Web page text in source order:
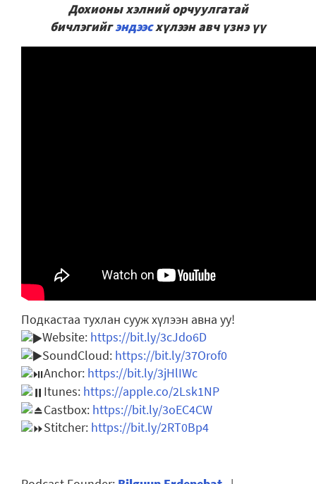
Дохионы хэлний орчуулгатай
бичлэгийгэндээсхүлээн авч үзнэ үү
Подкастаа тухлан сууж хүлээн авна уу!
Website: https://bit.ly/3cJdo6D
SoundCloud: https://bit.ly/37Orof0
Anchor: https://bit.ly/3jHlIWc
Itunes: https://apple.co/2Lsk1NP
Castbox: https://bit.ly/3oEC4CW
Stitcher: https://bit.ly/2RT0Bp4